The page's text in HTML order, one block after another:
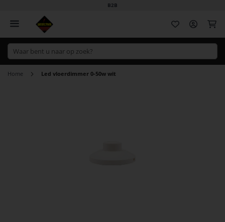
B2B
Home Led vloerdimmer 0-50w wit